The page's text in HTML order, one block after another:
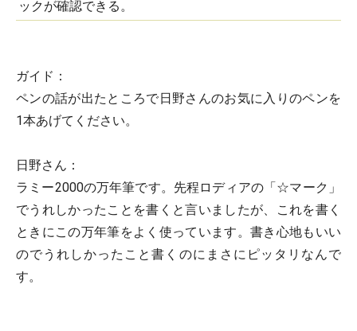
ックが確認できる。
ガイド：
ペンの話が出たところで日野さんのお気に入りのペンを
1本あげてください。
日野さん：
ラミー2000の万年筆です。先程ロディアの「☆マーク」
でうれしかったことを書くと言いましたが、これを書く
ときにこの万年筆をよく使っています。書き心地もいい
のでうれしかったこと書くのにまさにピッタリなんで
す。